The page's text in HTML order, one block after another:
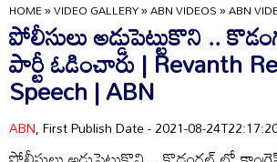
HOME»VIDEO GALLERY»ABN VIDEOS»ABN
పోలీసులు అడ్డుపెట్టుకొని ..
పార్టీ ఓడించారు | Revanth
Speech | ABN
ABN, First Publish Date - 2021-08-